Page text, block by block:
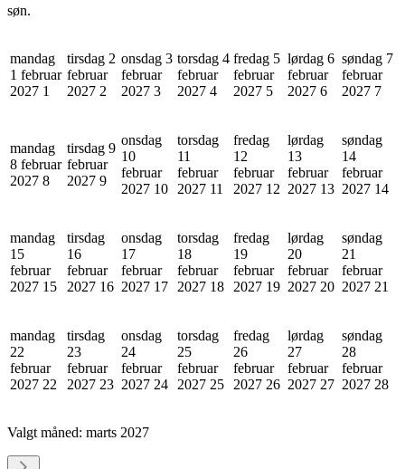
søn.
mandag
1 februar
2027 1
tirsdag 2
februar
2027 2
onsdag 3
februar
2027 3
torsdag 4
februar
2027 4
fredag 5
februar
2027 5
lørdag 6
februar
2027 6
søndag 7
februar
2027 7
mandag
8 februar
2027 8
tirsdag 9
februar
2027 9
onsdag
10
februar
2027 10
torsdag
11
februar
2027 11
fredag
12
februar
2027 12
lørdag
13
februar
2027 13
søndag
14
februar
2027 14
mandag
15
februar
2027 15
tirsdag
16
februar
2027 16
onsdag
17
februar
2027 17
torsdag
18
februar
2027 18
fredag
19
februar
2027 19
lørdag
20
februar
2027 20
søndag
21
februar
2027 21
mandag
22
februar
2027 22
tirsdag
23
februar
2027 23
onsdag
24
februar
2027 24
torsdag
25
februar
2027 25
fredag
26
februar
2027 26
lørdag
27
februar
2027 27
søndag
28
februar
2027 28
Valgt måned: marts 2027